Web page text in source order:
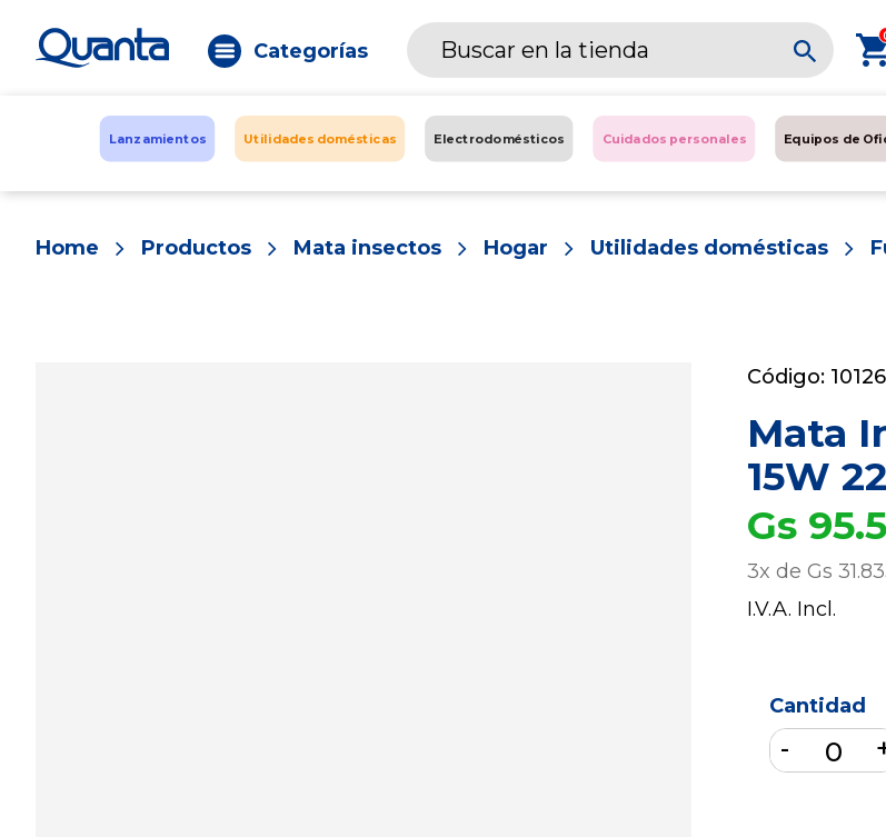
Categorías
Lanzamientos Utilidades domésticas Electrodomésticos Cuidados personales Equipos de
Home Productos Mata insectos Hogar Utilidades domésticas
Código:
Mata
15W
Gs
3x de Gs
I.V.A. Incl.
Cantidad